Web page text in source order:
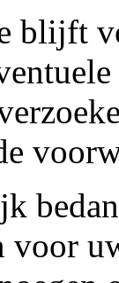
blijft
voor